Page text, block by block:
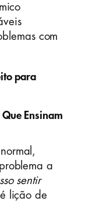
com
para
Ensinam
a
sentir
lição de